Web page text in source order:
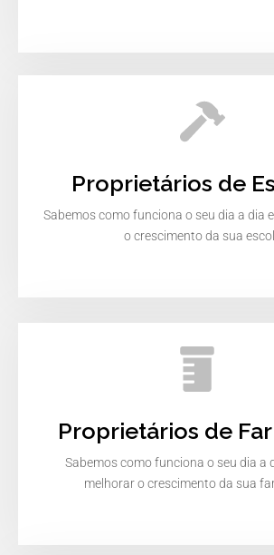
Proprietários de
Sabemos como funciona o seu dia a dia
o crescimento da sua
Proprietários de
Sabemos como funciona o seu dia a
melhorar o crescimento da sua